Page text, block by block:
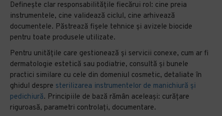
Definește clar responsabilitățile fiecărui rol: cine preia
instrumentele, cine validează ciclul, cine arhivează
documentele. Păstrează fișele tehnice și avizele biocide
pentru toate produsele utilizate.
Pentru unitățile care gestionează și servicii conexe, cum ar fi
dermatologie estetică sau podiatrie, consultă și bunele
practici similare cu cele din domeniul cosmetic, detaliate în
ghidul despre sterilizarea instrumentelor de manichiură și
pedichiură. Principiile de bază rămân aceleași: curățare
riguroasă, parametri controlați, documentare.